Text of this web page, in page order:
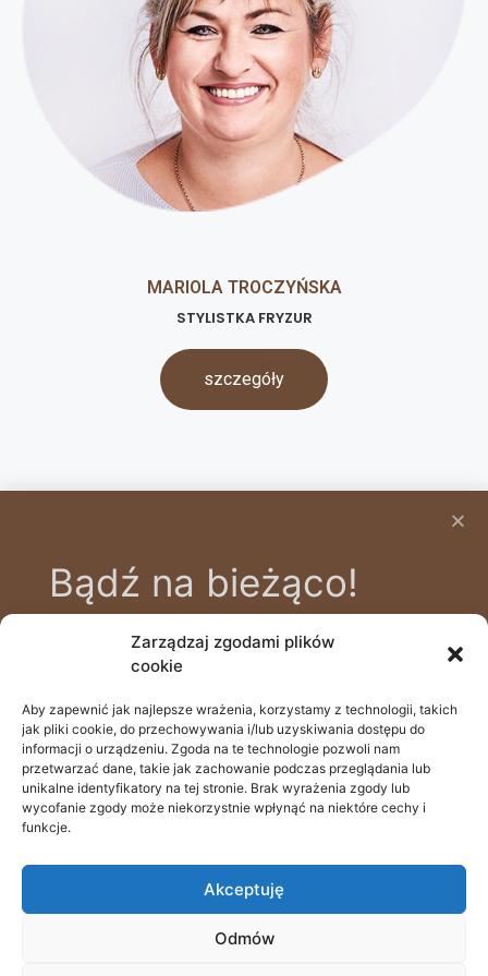
Zarządzaj zgodami plików
cookie
Aby zapewnić jak najlepsze wrażenia, korzystamy z technologii, takich
jak pliki cookie, do przechowywania i/lub uzyskiwania dostępu do
informacji o urządzeniu. Zgoda na te technologie pozwoli nam
przetwarzać dane, takie jak zachowanie podczas przeglądania lub
unikalne identyfikatory na tej stronie. Brak wyrażenia zgody lub
wycofanie zgody może niekorzystnie wpłynąć na niektóre cechy i
funkcje.
Akceptuję
Odmów
MARIOLA TROCZYŃSKA
STYLISTKA FRYZUR
szczegóły
505 111 690
Batalionów Chłopskich 39a, 70-764 Szczecin
recepcja@odstopdoglow.com
Bądź na bieżąco!
Zapisz się na bezpłatny newsletter, aby
być na bieżąco z nowinkami i poradami
zdrowotnymi, prowadzonymi przez
naszych specjalistów.